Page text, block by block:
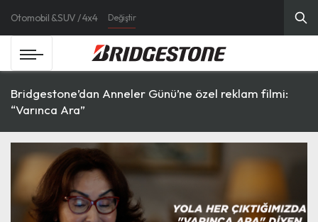
Otomobil & SUV / 4x4 Değiştir
Bridgestone’dan Anneler Günü’ne özel reklam filmi:
“Varınca Ara”